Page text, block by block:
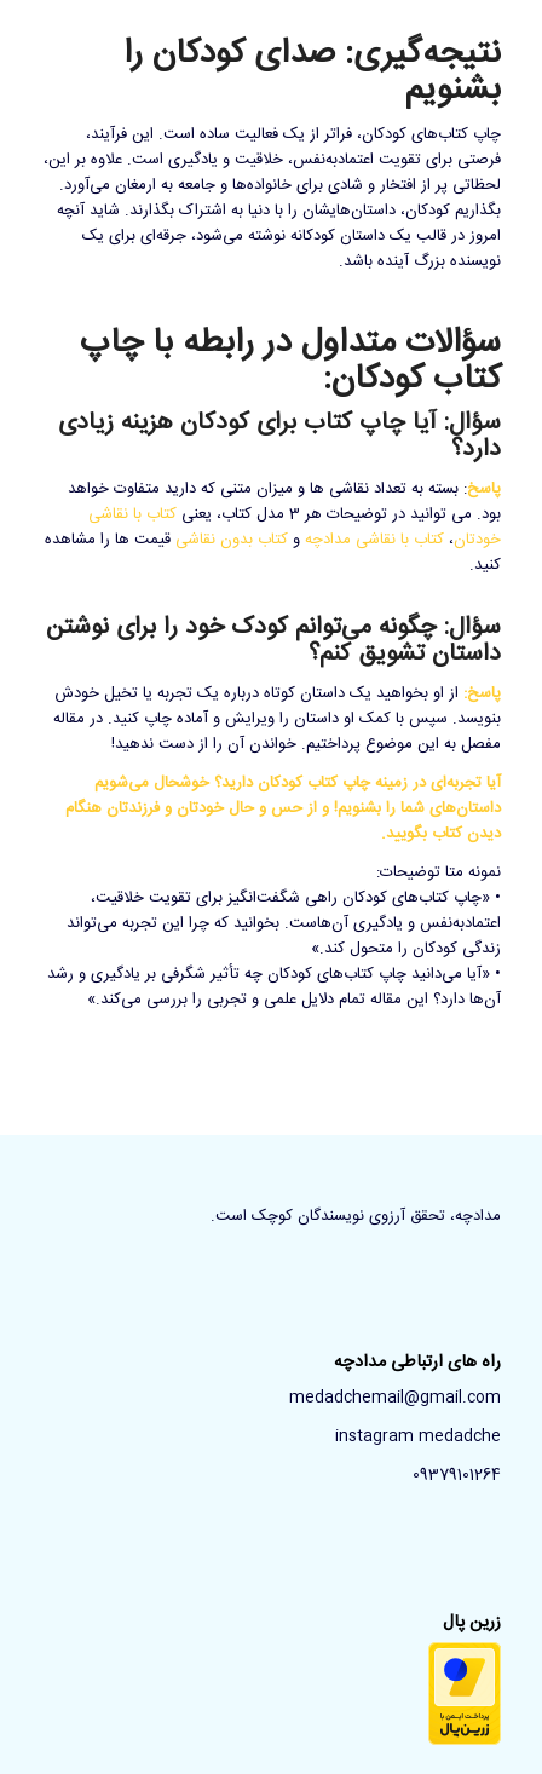
نتیجه‌گیری: صدای کودکان را
بشنویم
چاپ کتاب‌های کودکان، فراتر از یک فعالیت ساده است. این فرآیند،
فرصتی برای تقویت اعتمادبه‌نفس، خلاقیت و یادگیری است. علاوه بر این،
لحظاتی پر از افتخار و شادی برای خانواده‌ها و جامعه به ارمغان می‌آورد.
بگذاریم کودکان، داستان‌هایشان را با دنیا به اشتراک بگذارند. شاید آنچه
امروز در قالب یک داستان کودکانه نوشته می‌شود، جرقه‌ای برای یک
نویسنده بزرگ آینده باشد.
سؤالات متداول در رابطه با چاپ
کتاب کودکان:
سؤال: آیا چاپ کتاب برای کودکان هزینه زیادی
دارد؟
پاسخ: بسته به تعداد نقاشی ها و میزان متنی که دارید متفاوت خواهد
بود. می توانید در توضیحات هر 3 مدل کتاب، یعنی
کتاب با نقاشی
خودتان، کتاب با نقاشی مدادچهوکتاب بدون نقاشی قیمت ها را مشاهده
کنید.
سؤال: چگونه می‌توانم کودک خود را برای نوشتن
داستان تشویق کنم؟
پاسخ: از او بخواهید یک داستان کوتاه درباره یک تجربه یا تخیل خودش
بنویسد. سپس با کمک او داستان را ویرایش و آماده چاپ کنید. در مقاله
مفصل به این موضوع پرداختیم. خواندن آن را از دست ندهید!
آیا تجربه‌ای در زمینه چاپ کتاب کودکان دارید؟ خوشحال می‌شویم
داستان‌های شما را بشنویم! و از حس و حال خودتان و فرزندتان هنگام
دیدن کتاب بگویید.
نمونه متا توضیحات:
• «چاپ کتاب‌های کودکان راهی شگفت‌انگیز برای تقویت خلاقیت،
اعتمادبه‌نفس و یادگیری آن‌هاست. بخوانید که چرا این تجربه می‌تواند
زندگی کودکان را متحول کند.»
• «آیا می‌دانید چاپ کتاب‌های کودکان چه تأثیر شگرفی بر یادگیری و رشد
آن‌ها دارد؟ این مقاله تمام دلایل علمی و تجربی را بررسی می‌کند.»
مدادچه، تحقق آرزوی نویسندگان کوچک است.
راه های ارتباطی مدادچه
medadchemail@gmail.com
instagram medadche
09379101264
زرین پال